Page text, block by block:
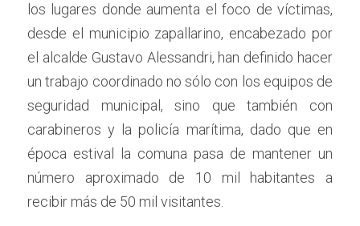
los lugares donde aumenta el foco de víctimas,
desde el municipio zapallarino, encabezado por
el alcalde Gustavo Alessandri, han definido hacer
un trabajo coordinado no sólo con los equipos de
seguridad municipal, sino que también con
carabineros y la policía marítima, dado que en
época estival la comuna pasa de mantener un
número aproximado de 10 mil habitantes a
recibir más de 50 mil visitantes.